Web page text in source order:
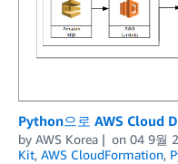
Python으로 AWS Cloud
by AWS Korea on 04 9월
Kit, AWS CloudFormation,